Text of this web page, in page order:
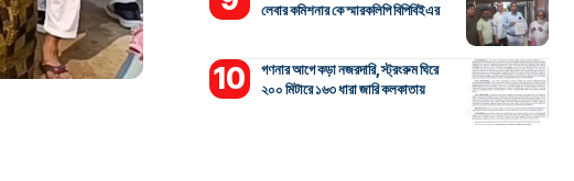
লেবার কমিশনার কে স্মারকলিপি বিপিবিইএর
গণনার আগে কড়া নজরদারি, স্ট্রংরুম ঘিরে
২০০ মিটারে ১৬৩ ধারা জারি কলকাতায়